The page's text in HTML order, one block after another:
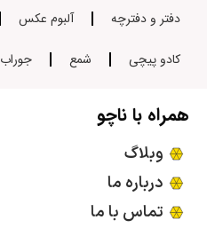
دفتر و دفترچه آلبوم عکس
کادو پیچی شمع جوراب
همراه با ناچو
وبلاگ
درباره ما
تماس با ما